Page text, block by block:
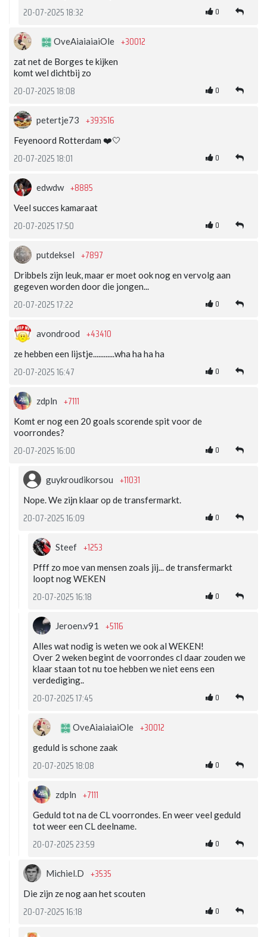
20-07-2025 18:32 0
OveAiaiaiaiOle +30012
zat net de Borges te kijken
komt wel dichtbij zo
20-07-2025 18:08 0
petertje73 +393516
Feyenoord Rotterdam ❤️🤍
20-07-2025 18:01 0
edwdw +8885
Veel succes kamaraat
20-07-2025 17:50 0
putdeksel +7897
Dribbels zijn leuk, maar er moet ook nog en vervolg aan
gegeven worden door die jongen...
20-07-2025 17:22 0
avondrood +43410
ze hebben een lijstje............wha ha ha ha
20-07-2025 16:47 0
zdpln +7111
Komt er nog een 20 goals scorende spit voor de
voorrondes?
20-07-2025 16:00 0
guykroudikorsou +11031
Nope. We zijn klaar op de transfermarkt.
20-07-2025 16:09 0
Steef +1253
Pfff zo moe van mensen zoals jij... de transfermarkt
loopt nog WEKEN
20-07-2025 16:18 0
Jeroen.v91 +5116
Alles wat nodig is weten we ook al WEKEN!
Over 2 weken begint de voorrondes cl daar zouden we
klaar staan tot nu toe hebben we niet eens een
verdediging..
20-07-2025 17:45 0
OveAiaiaiaiOle +30012
geduld is schone zaak
20-07-2025 18:08 0
zdpln +7111
Geduld tot na de CL voorrondes. En weer veel geduld
tot weer een CL deelname.
20-07-2025 23:59 0
Michiel.D +3535
Die zijn ze nog aan het scouten
20-07-2025 16:18 0